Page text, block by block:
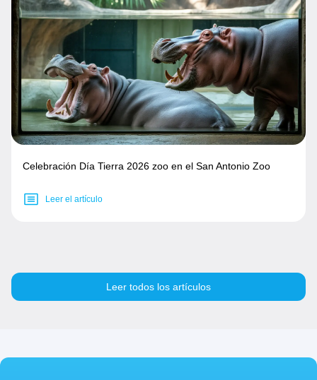
Celebración Día Tierra 2026 zoo en el San Antonio Zoo
Leer el artículo
Leer todos los artículos